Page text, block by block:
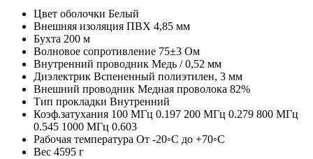
Цвет оболочки Белый
Внешняя изоляция ПВХ 4,85 мм
Бухта 200 м
Волновое сопротивление 75±3 Ом
Внутренний проводник Медь / 0,52 мм
Диэлектрик Вспененный полиэтилен, 3 мм
Внешний проводник Медная проволока 82%
Тип прокладки Внутренний
Коэф.затухания 100 МГц 0.197 200 МГц 0.279 800 МГц
0.545 1000 МГц 0.603
Рабочая температура От -20◦С до +70◦С
Вес 4595 г